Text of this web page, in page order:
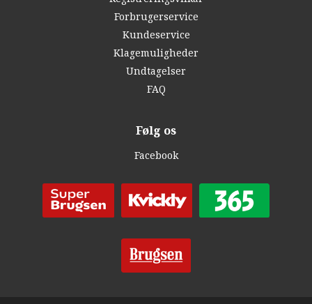
Forbrugerservice
Kundeservice
Klagemuligheder
Undtagelser
FAQ
Følg os
Facebook